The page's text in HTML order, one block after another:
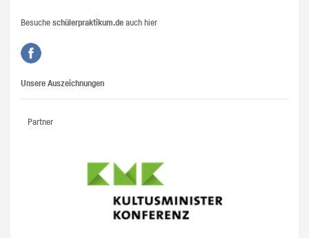
Besuche schülerpraktikum.de auch hier
Unsere Auszeichnungen
Partner